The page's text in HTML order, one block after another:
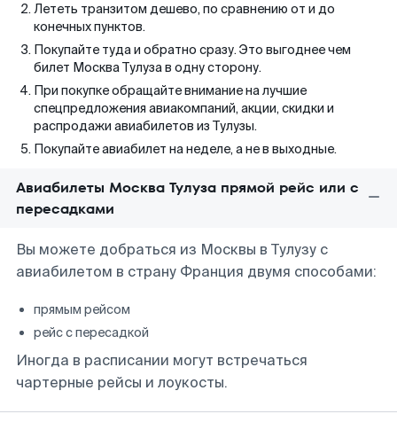
Лететь транзитом дешево, по сравнению от и до
конечных пунктов.
Покупайте туда и обратно сразу. Это выгоднее чем
билет Москва Тулуза в одну сторону.
При покупке обращайте внимание на лучшие
спецпредложения авиакомпаний, акции, скидки и
распродажи авиабилетов из Тулузы.
Покупайте авиабилет на неделе, а не в выходные.
Авиабилеты Москва Тулуза прямой рейс или с
пересадками
Вы можете добраться из Москвы в Тулузу с
авиабилетом в страну Франция двумя способами:
прямым рейсом
рейс с пересадкой
Иногда в расписании могут встречаться
чартерные рейсы и лоукосты.